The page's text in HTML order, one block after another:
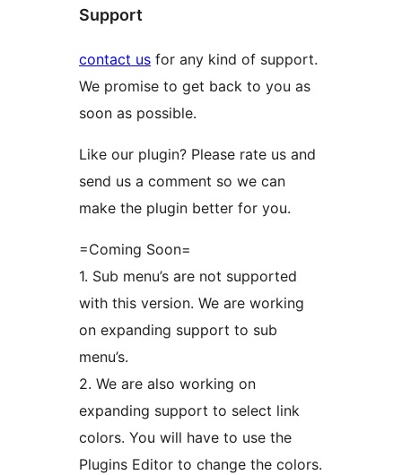
Support
contact us for any kind of support.
We promise to get back to you as
soon as possible.
Like our plugin? Please rate us and
send us a comment so we can
make the plugin better for you.
=Coming Soon=
1. Sub menu’s are not supported
with this version. We are working
on expanding support to sub
menu’s.
2. We are also working on
expanding support to select link
colors. You will have to use the
Plugins Editor to change the colors.